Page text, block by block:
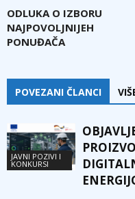
ODLUKA O IZBORU
NAJPOVOLJNIJEH
PONUĐAČA
POVEZANI ČLANCI
JAVNI POZIVI I
KONKURSI